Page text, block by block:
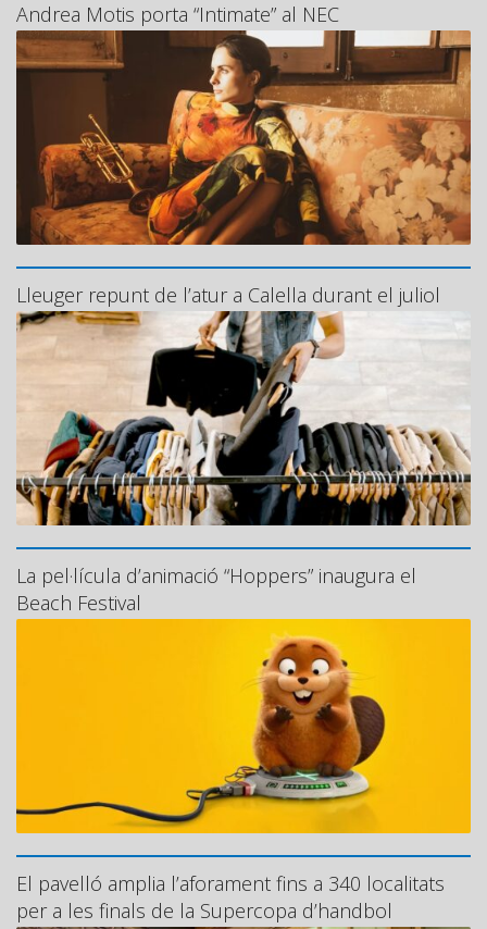
Andrea Motis porta “Intimate” al NEC
Lleuger repunt de l’atur a Calella durant el juliol
La pel·lícula d’animació “Hoppers” inaugura el
Beach Festival
El pavelló amplia l’aforament fins a 340 localitats
per a les finals de la Supercopa d’handbol